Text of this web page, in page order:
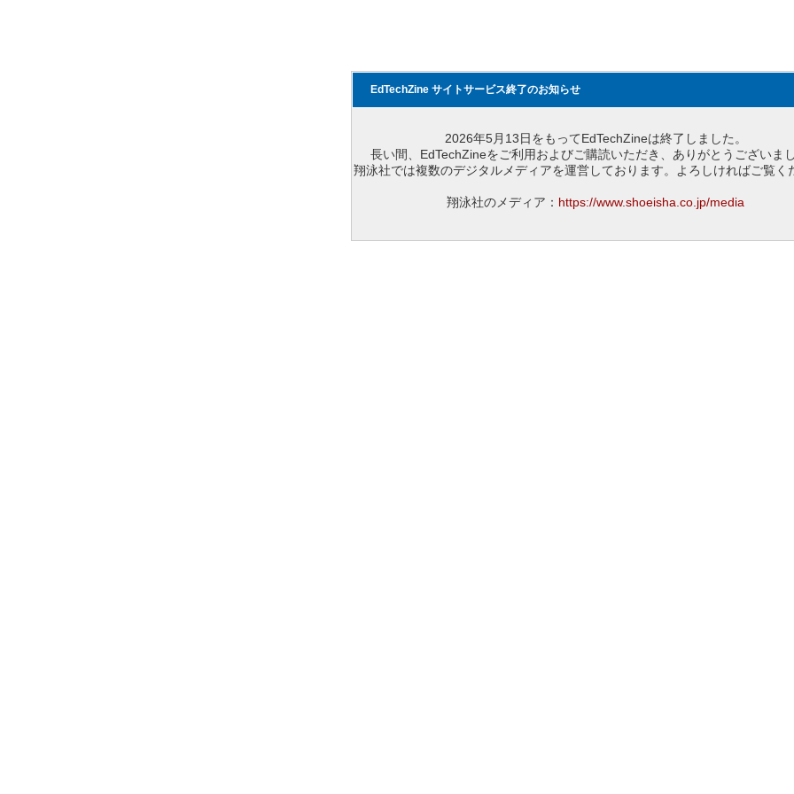
EdTechZine サイトサービス終了のお知らせ
2026年5月13日をもってEdTechZineは終了しました。
長い間、EdTechZineをご利用およびご購読いただき、ありがとうございまし
翔泳社では複数のデジタルメディアを運営しております。よろしければご覧く
翔泳社のメディア： https://www.shoeisha.co.jp/media